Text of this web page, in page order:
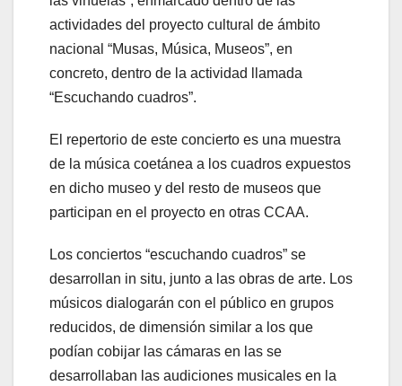
actividades del proyecto cultural de ámbito
nacional “Musas, Música, Museos”, en
concreto, dentro de la actividad llamada
“Escuchando cuadros”.
El repertorio de este concierto es una muestra
de la música coetánea a los cuadros expuestos
en dicho museo y del resto de museos que
participan en el proyecto en otras CCAA.
Los conciertos “escuchando cuadros” se
desarrollan in situ, junto a las obras de arte. Los
músicos dialogarán con el público en grupos
reducidos, de dimensión similar a los que
podían cobijar las cámaras en las se
desarrollaban las audiciones musicales en la